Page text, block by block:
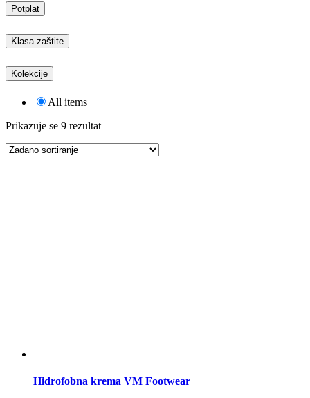
Potplat
Klasa zaštite
Kolekcije
All items
Prikazuje se 9 rezultat
Hidrofobna krema VM Footwear